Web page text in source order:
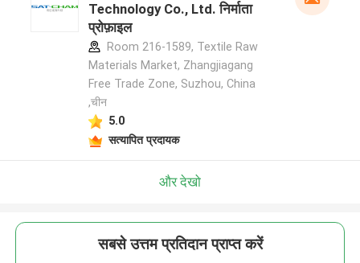
Technology Co., Ltd. निर्माता
प्रोफ़ाइल
Room 216-1589, Textile Raw
Materials Market, Zhangjiagang
Free Trade Zone, Suzhou, China
,चीन
5.0
सत्यापित प्रदायक
और देखो
सबसे उत्तम प्रतिदान प्राप्त करें